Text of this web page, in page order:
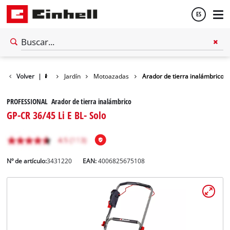
ES
Volver | Jardín Motoazadas Arador de tierra inalámbrico
PROFESSIONAL Arador de tierra inalámbrico
GP-CR 36/45 Li E BL- Solo
Nº de artículo:3431220 EAN:4006825675108